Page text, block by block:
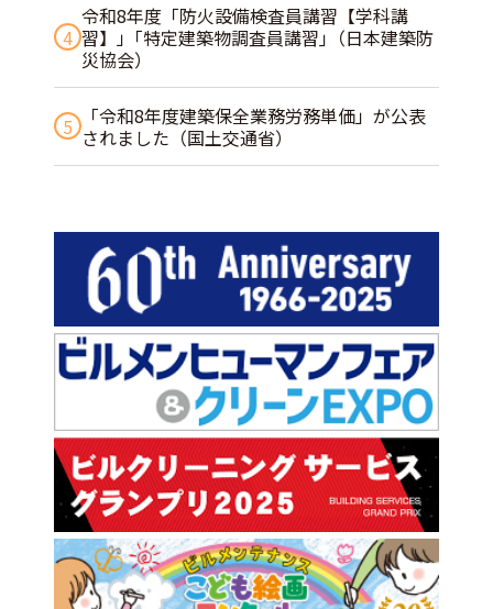
4
令和8年度「防火設備検査員講習【学科講
習】」｢特定建築物調査員講習｣（日本建築防
災協会）
5
「令和8年度建築保全業務労務単価」が公表
されました（国土交通省）